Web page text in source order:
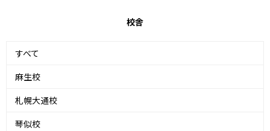
校舎
すべて
麻生校
札幌大通校
琴似校